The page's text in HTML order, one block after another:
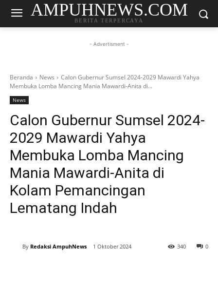
AMPUHNEWS.COM
BERITA TERPERCAYA
- Advertisment -
Beranda News
Calon Gubernur Sumsel 2024-2029 Mawardi Yahya
Membuka Lomba Mancing Mania Mawardi-Anita di...
News
Calon Gubernur Sumsel 2024-
2029 Mawardi Yahya
Membuka Lomba Mancing
Mania Mawardi-Anita di
Kolam Pemancingan
Lematang Indah
By Redaksi AmpuhNews 1 Oktober 2024 0
340